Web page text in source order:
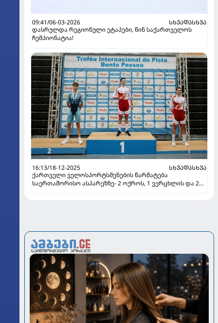
09:41/06-03-2026
ᲡᲮᲕᲐᲓᲐᲡᲮᲕᲐ
დასრულდა რეგიონული ეტაპები, წინ საქართველოს
ჩემპიონატია!
16:13/18-12-2025
ᲡᲮᲕᲐᲓᲐᲡᲮᲕᲐ
ქართველი ველოსპორტსმენების წარმატება
საერთაშორისო ასპარეზზე- 2 ოქროს, 1 ვერცხლის და 2